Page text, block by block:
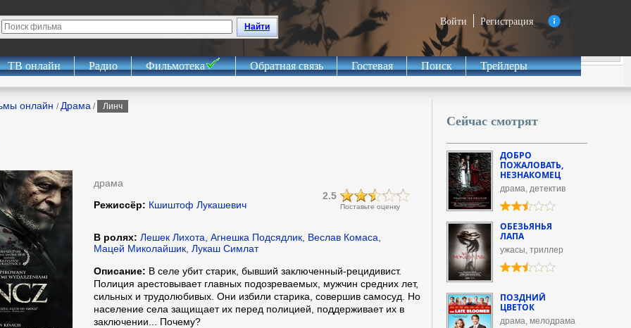
Войти Регистрация
Найти
ТВ онлайн Радио Фильмотека Обратная связь Гостевая Поиск Трейлеры
онлайн / Драма / Линч
драма
Поставьте оценку
2.5
Режиссёр: Кшиштоф Лукашевич
В ролях: Лешек Лихота, Агнешка Подсядлик, Веслав Комаса,
Мацей Миколайшик, Лукаш Симлат
Описание: В селе убит старик, бывший заключенный-рецидивист.
Полиция арестовывает главных подозреваемых, мужчин средних лет,
сильных и трудолюбивых. Они избили старика, совершив самосуд. Но
население села защищает их перед полицией, поддерживает их в
заключении... Почему?
Сейчас смотрят
ДОБРО
ПОЖАЛОВАТЬ,
НЕЗНАКОМЕЦ
драма, детектив
ОБЕЗЬЯНЬЯ
ЛАПА
ужасы, триллер
ПОЗДНИЙ
ЦВЕТОК
драма, мелодрама